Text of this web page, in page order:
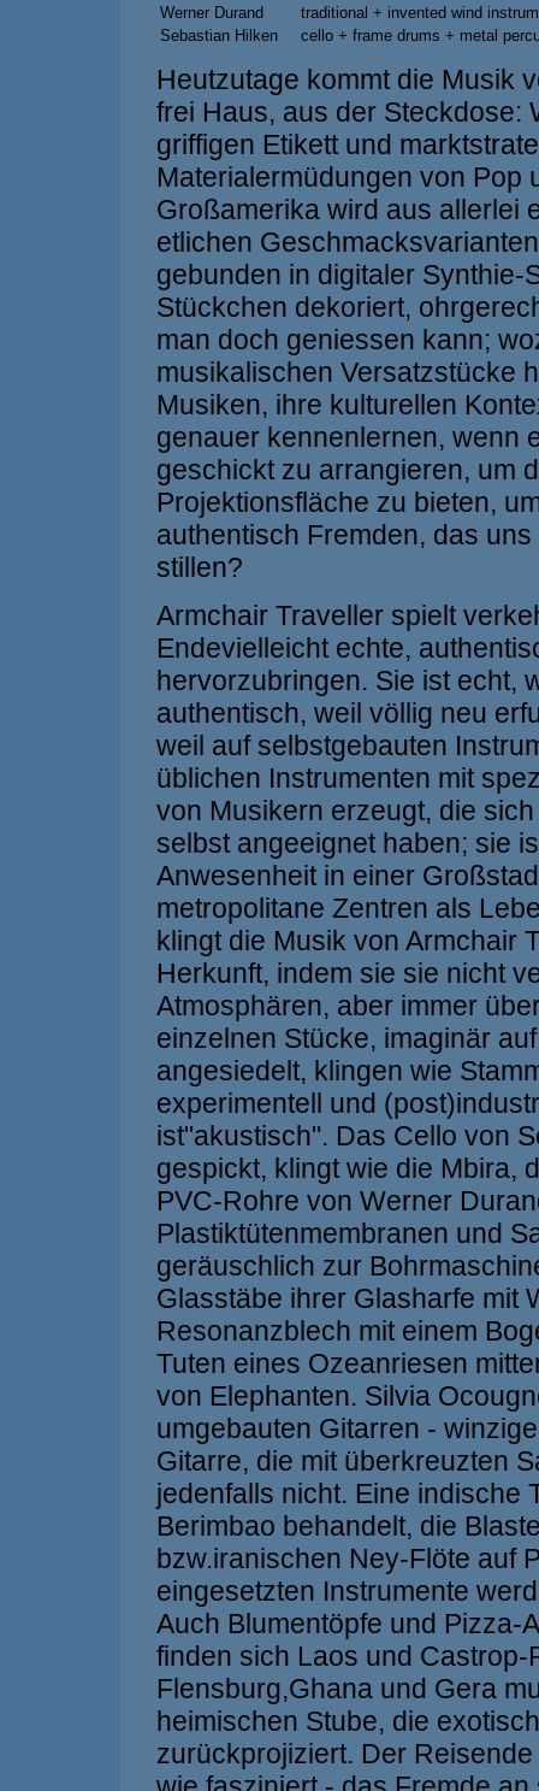
Werner Durand
traditional + invented wind
Sebastian Hilken
cello + frame drums + metal
Heutzutage kommt die Musik
frei Haus, aus der Steckdose:
griffigen Etikett und
Materialermüdungen von Pop
Großamerika wird aus allerlei
etlichen
gebunden in digitaler Synthie-
Stückchen dekoriert,
man doch geniessen kann;
musikalischen Versatzstücke
Musiken, ihre kulturellen
genauer kennenlernen, wenn
geschickt zu arrangieren, um
Projektionsfläche zu bieten,
authentisch Fremden, das
stillen?
Armchair Traveller spielt
Endevielleicht echte,
hervorzubringen. Sie ist echt,
authentisch, weil völlig neu
weil auf selbstgebauten
üblichen Instrumenten mit
von Musikern erzeugt, die
selbst angeeignet haben; sie
Anwesenheit in einer
metropolitane Zentren als
klingt die Musik von Armchair
Herkunft, indem sie sie nicht
Atmosphären, aber immer
einzelnen Stücke, imaginär
angesiedelt, klingen wie
experimentell und
ist"akustisch". Das Cello von
gespickt, klingt wie die Mbira,
PVC-Rohre von Werner
Plastiktütenmembranen und
geräuschlich zur
Glasstäbe ihrer Glasharfe mit
Resonanzblech mit einem
Tuten eines Ozeanriesen
von Elephanten. Silvia
umgebauten Gitarren -
Gitarre, die mit überkreuzten
jedenfalls nicht. Eine indische
Berimbao behandelt, die
bzw.iranischen Ney-Flöte auf
eingesetzten Instrumente
Auch Blumentöpfe und Pizza-
finden sich Laos und
Flensburg,Ghana und Gera
heimischen Stube, die
zurückprojiziert. Der